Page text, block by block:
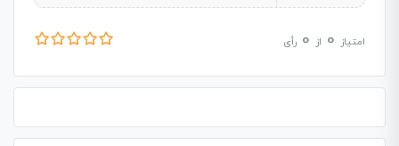
امتیاز 0 از 0 رأی